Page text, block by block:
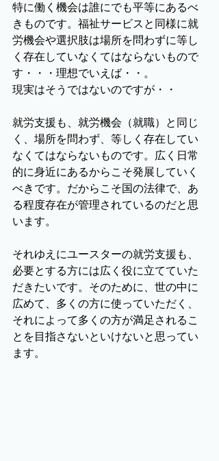
特に働く機会は誰にでも平等にあるべ
きものです。福祉サービスと同様に就
労機会や選択肢は場所を問わずに等し
く存在していなくてはならないもので
す・・・理想でいえば・・。
現実はそうではないのですが・・
就労支援も、就労機会（就職）と同じ
く、場所を問わず、等しく存在してい
なくてはならないものです。広く日常
的に身近にあるからこそ発展していく
べきです。だからこそ国の法律で、あ
る程度存在が管理されているのだと思
います。
それゆえにユースターの就労支援も、
必要とする方には広く役に立てていた
だきたいです。そのために、世の中に
広めて、多くの方に使っていただく、
それによって多くの方が満足されるこ
とを目指さないといけないと思ってい
ます。